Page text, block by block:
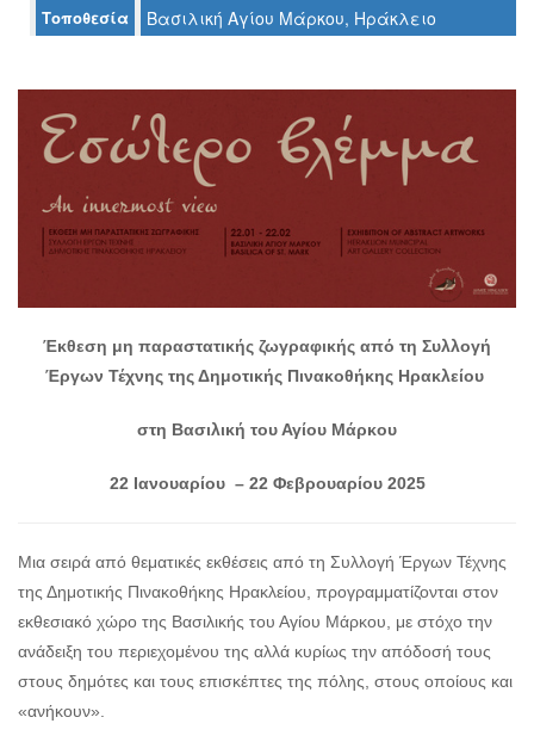
ΤΟΠΟΣ
ΔΗΜΟΣ
ΑΝΘΕΚΤΙΚΗ
ΠΟΛΗ
Τοποθεσία Βασιλική Αγίου Μάρκου, Ηράκλειο
Έκθεση μη παραστατικής ζωγραφικής από τη Συλλογή
Έργων Τέχνης της Δημοτικής Πινακοθήκης Ηρακλείου
στη Βασιλική του Αγίου Μάρκου
22 Ιανουαρίου – 22 Φεβρουαρίου 2025
Μια σειρά από θεματικές εκθέσεις από τη Συλλογή Έργων Τέχνης
της Δημοτικής Πινακοθήκης Ηρακλείου, προγραμματίζονται στον
εκθεσιακό χώρο της Βασιλικής του Αγίου Μάρκου, με στόχο την
ανάδειξη του περιεχομένου της αλλά κυρίως την απόδοσή τους
στους δημότες και τους επισκέπτες της πόλης, στους οποίους και
«ανήκουν».